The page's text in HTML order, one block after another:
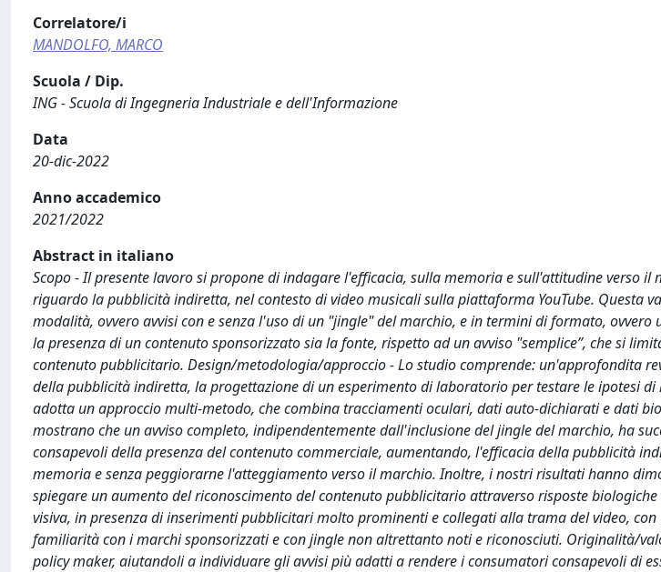
Correlatore/i
MANDOLFO, MARCO
Scuola / Dip.
ING - Scuola di Ingegneria Industriale e dell'Informazione
Data
20-dic-2022
Anno accademico
2021/2022
Abstract in italiano
Scopo - Il presente lavoro si propone di indagare l'efficacia, sulla memoria e sull'attitudine verso il
riguardo la pubblicità indiretta, nel contesto di video musicali sulla piattaforma YouTube. Questa
modalità, ovvero avvisi con e senza l'uso di un "jingle" del marchio, e in termini di formato, ovvero
la presenza di un contenuto sponsorizzato sia la fonte, rispetto ad un avviso "semplice”, che si
contenuto pubblicitario. Design/metodologia/approccio - Lo studio comprende: un'approfondita
della pubblicità indiretta, la progettazione di un esperimento di laboratorio per testare le ipotesi
adotta un approccio multi-metodo, che combina tracciamenti oculari, dati auto-dichiarati e dati
mostrano che un avviso completo, indipendentemente dall'inclusione del jingle del marchio, ha
consapevoli della presenza del contenuto commerciale, aumentando, l'efficacia della pubblicità
memoria e senza peggiorarne l'atteggiamento verso il marchio. Inoltre, i nostri risultati hanno
spiegare un aumento del riconoscimento del contenuto pubblicitario attraverso risposte
visiva, in presenza di inserimenti pubblicitari molto prominenti e collegati alla trama del video,
familiarità con i marchi sponsorizzati e con jingle non altrettanto noti e riconosciuti. Originalità/
policy maker, aiutandoli a individuare gli avvisi più adatti a rendere i consumatori consapevoli di